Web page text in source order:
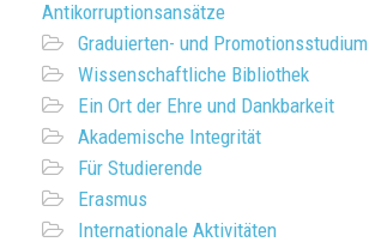
Antikorruptionsansätze
Graduierten- und Promotionsstudium
Wissenschaftliche Bibliothek
Ein Ort der Ehre und Dankbarkeit
Akademische Integrität
Für Studierende
Erasmus
Internationale Aktivitäten